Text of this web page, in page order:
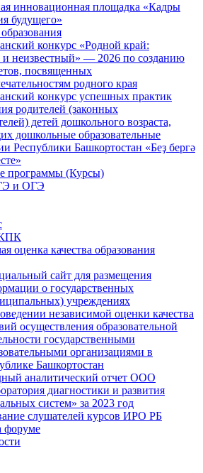
инновационная площадка «Кадры
будущего»
конкурс «Родной край:
и неизвестный» — 2026 по созданию
посвященных
родного края
конкурс успешных практик
родителей (законных
детей дошкольного возраста,
дошкольные образовательные
Республики Башкортостан «Беҙ бергә
программы (Курсы)
и ОГЭ
оценка качества образования
сайт для размещения
о государственных
учреждениях
независимой оценки качества
осуществления образовательной
государственными
организациями в
Башкортостан
аналитический отчет ООО
диагностики и развития
систем» за 2023 год
слушателей курсов ИРО РБ
форуме